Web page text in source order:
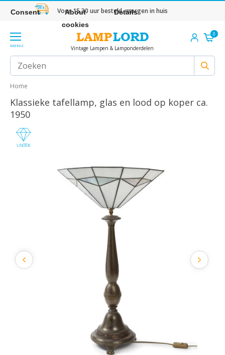
Voor 15.30 uur besteld, morgen in huis
MENU Vintage Lampen & Lamponderdelen
0
Home
Klassieke tafellamp, glas en lood op koper ca.
1950
Consent
About
cookies
Details